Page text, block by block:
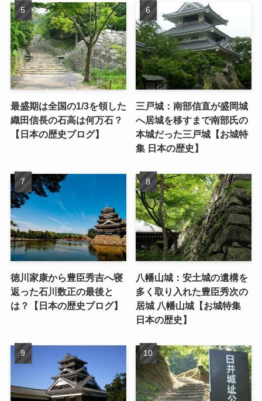
最盛期は全国の1/3を領した
織田信長の石高は何万石？
【日本の歴史ブログ】
三戸城：南部信直が盛岡城
へ居城を移すまで南部氏の
本城だった三戸城【お城特
集 日本の歴史】
徳川家康から豊臣秀吉へ寝
返った石川数正の最後と
は？【日本の歴史ブログ】
八幡山城：安土城の遺構を
多く取り入れた豊臣秀次の
居城 八幡山城【お城特集
日本の歴史】